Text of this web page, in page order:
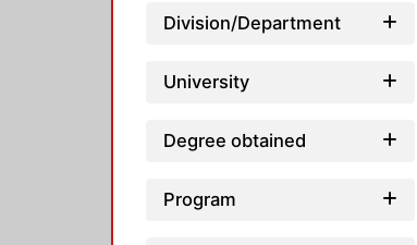
Division/Department
University
Degree obtained
Program